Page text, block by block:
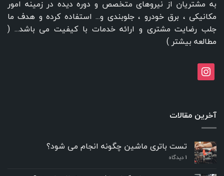
به مشتریان از نیروهای متخصص و دوره دیده در زمینه امور
مکانیکی ، برق خودرو ، جلوبندی و... استفاده کرده و هدف ما
جلب رضایت مشتری و ارائه خدمات با کیفیت می باشد... (
مطالعه بیشتر )
instagram
آخرین مقالات
تست باتری ماشین چگونه انجام می شود؟
۱ دیدگاه